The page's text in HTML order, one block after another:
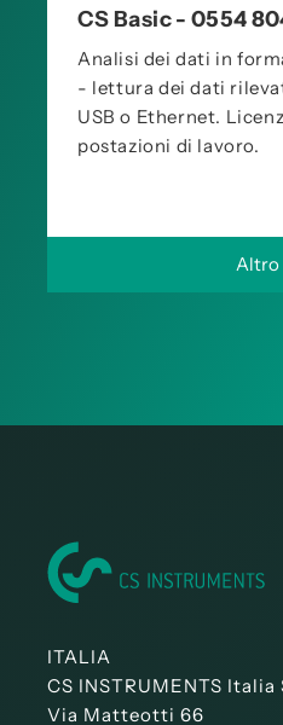
CS Basic - 0554
Analisi dei dati in
- lettura dei dati
USB o Ethernet.
postazioni di lavoro.
Altro
ITALIA
CS INSTRUMENTS Italia
Via Matteotti 66